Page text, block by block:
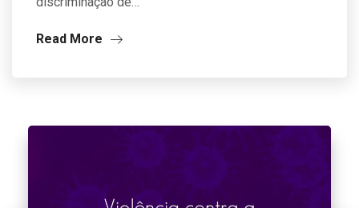
Read More